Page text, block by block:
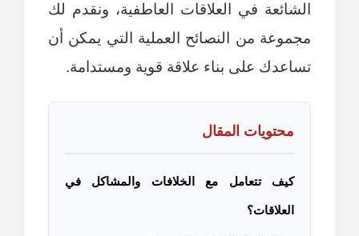
الشائعة في العلاقات العاطفية، ونقدم لك
مجموعة من النصائح العملية التي يمكن أن
تساعدك على بناء علاقة قوية ومستدامة.
محتويات المقال
كيف تتعامل مع الخلافات والمشاكل في
العلاقات؟